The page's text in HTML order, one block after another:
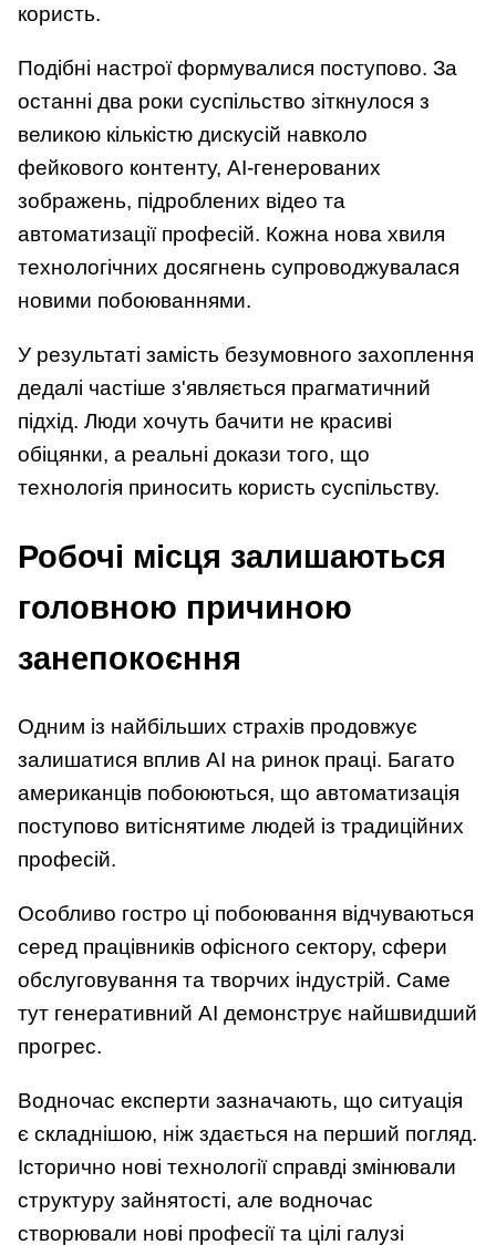
користь.
Подібні настрої формувалися поступово. За
останні два роки суспільство зіткнулося з
великою кількістю дискусій навколо
фейкового контенту, AI-генерованих
зображень, підроблених відео та
автоматизації професій. Кожна нова хвиля
технологічних досягнень супроводжувалася
новими побоюваннями.
У результаті замість безумовного захоплення
дедалі частіше з'являється прагматичний
підхід. Люди хочуть бачити не красиві
обіцянки, а реальні докази того, що
технологія приносить користь суспільству.
Робочі місця залишаються
головною причиною
занепокоєння
Одним із найбільших страхів продовжує
залишатися вплив AI на ринок праці. Багато
американців побоюються, що автоматизація
поступово витіснятиме людей із традиційних
професій.
Особливо гостро ці побоювання відчуваються
серед працівників офісного сектору, сфери
обслуговування та творчих індустрій. Саме
тут генеративний AI демонструє найшвидший
прогрес.
Водночас експерти зазначають, що ситуація
є складнішою, ніж здається на перший погляд.
Історично нові технології справді змінювали
структуру зайнятості, але водночас
створювали нові професії та цілі галузі